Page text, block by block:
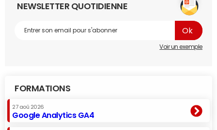
NEWSLETTER QUOTIDIENNE
Voir un exemple
FORMATIONS
27 aoû 2026
Google Analytics GA4